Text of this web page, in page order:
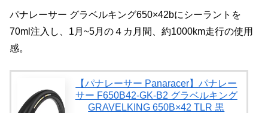
パナレーサー グラベルキング650×42bにシーラントを
70ml注入し、1月~5月の４カ月間、約1000km走行の使用
感。
【パナレーサー Panaracer】パナレー
サー F650B42-GK-B2 グラベルキング
GRAVELKING 650B×42 TLR 黒